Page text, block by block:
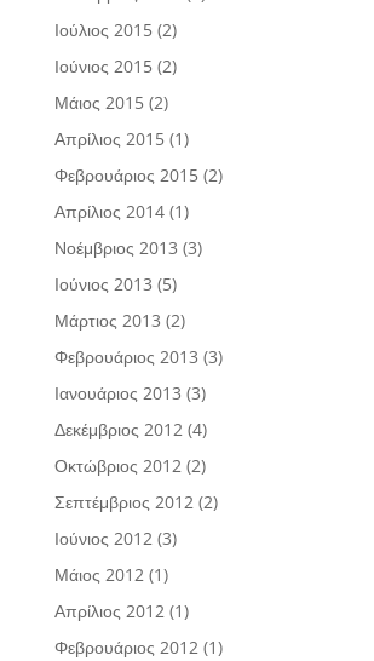
Ιούλιος 2015(2)
Ιούνιος 2015(2)
Μάιος 2015(2)
Απρίλιος 2015(1)
Φεβρουάριος 2015(2)
Απρίλιος 2014(1)
Νοέμβριος 2013 (3)
Ιούνιος 2013 (5)
Μάρτιος 2013 (2)
Φεβρουάριος 2013 (3)
Ιανουάριος 2013 (3)
Δεκέμβριος 2012(4)
Οκτώβριος 2012(2)
Σεπτέμβριος 2012(2)
Ιούνιος 2012(3)
Μάιος 2012(1)
Απρίλιος 2012(1)
Φεβρουάριος 2012(1)